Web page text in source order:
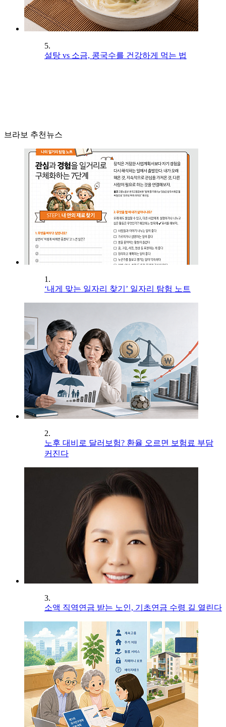
5.
설탕 vs 소금, 콩국수를 건강하게 먹는 법
브라보 추천뉴스
1.
‘내게 맞는 일자리 찾기’ 일자리 탐험 노트
2.
노후 대비로 달러보험? 환율 오르면 보험료 부담
커진다
3.
소액 직역연금 받는 노인, 기초연금 수령 길 열린다